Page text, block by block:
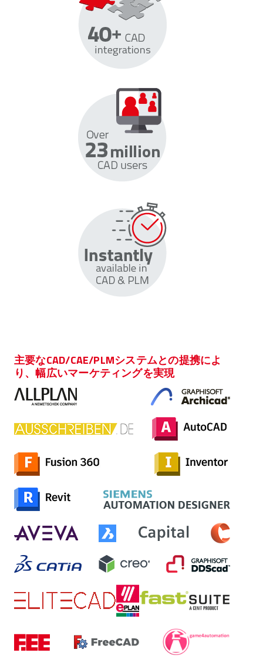
主要なCAD/CAE/PLMシステムとの提携によ
り、幅広いマーケティングを実現